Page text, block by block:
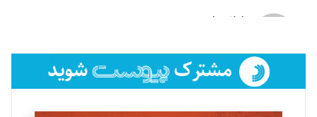
لیلا حنارود
فائزه فتحی رستمی
تحریریه